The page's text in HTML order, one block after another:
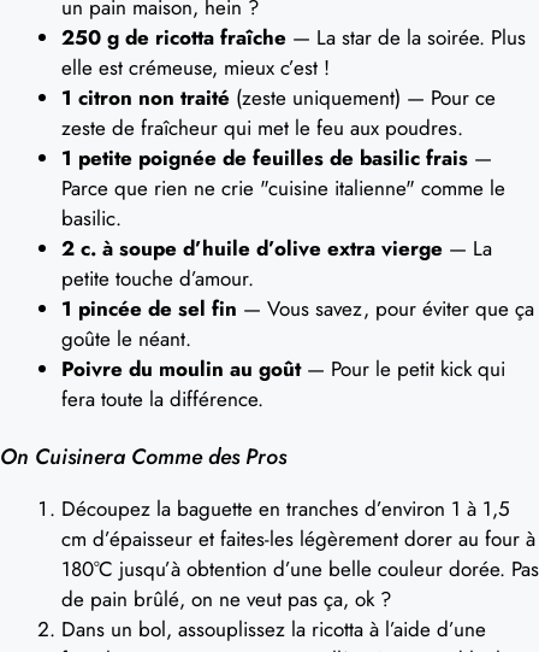
un pain maison, hein ?
250 g de ricotta fraîche — La star de la soirée. Plus
elle est crémeuse, mieux c’est !
1 citron non traité (zeste uniquement) — Pour ce
zeste de fraîcheur qui met le feu aux poudres.
1 petite poignée de feuilles de basilic frais —
Parce que rien ne crie "cuisine italienne" comme le
basilic.
2 c. à soupe d’huile d’olive extra vierge — La
petite touche d’amour.
1 pincée de sel fin — Vous savez, pour éviter que ça
goûte le néant.
Poivre du moulin au goût— Pour le petit kick qui
fera toute la différence.
On Cuisinera Comme des Pros
Découpez la baguette en tranches d’environ 1 à 1,5
cm d’épaisseur et faites-les légèrement dorer au four à
180°C jusqu’à obtention d’une belle couleur dorée. Pas
de pain brûlé, on ne veut pas ça, ok ?
Dans un bol, assouplissez la ricotta à l’aide d’une